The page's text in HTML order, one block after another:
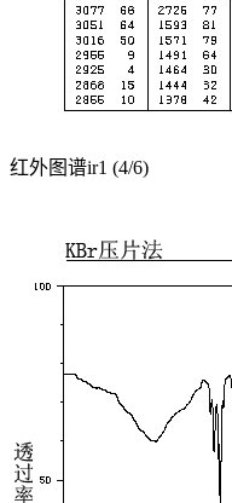
红外图谱ir1 (4/6)